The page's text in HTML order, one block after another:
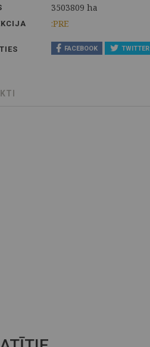
3503809 ha
:PRE
FACEBOOK TWITTER